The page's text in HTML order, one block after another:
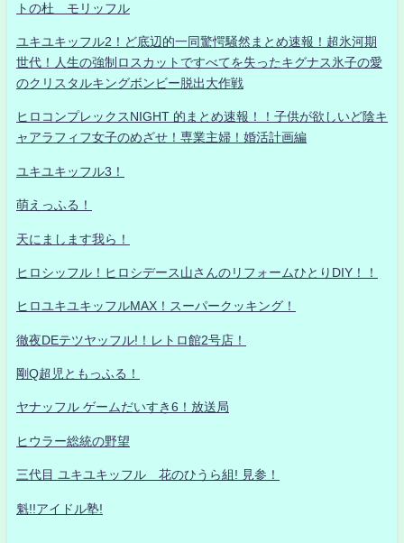
トの杜 モリッフル
ユキユキッフル2！ど底辺的一同驚愕騒然まとめ速報！超氷河期
世代！人生の強制ロスカットですべてを失ったキグナス氷子の愛
のクリスタルキングボンビー脱出大作戦
ヒロコンプレックスNIGHT 的まとめ速報！！子供が欲しいど陰キ
ャアラフィフ女子のめざせ！専業主婦！婚活計画編
ユキユキッフル3！
萌えっふる！
天にまします我ら！
ヒロシッフル！ヒロシデース山さんのリフォームひとりDIY！！
ヒロユキユキッフルMAX！スーパークッキング！
徹夜DEテツヤッフル!！レトロ館2号店！
剛Q超児ともっふる！
ヤナッフル ゲームだいすき6！放送局
ヒウラー総統の野望
三代目 ユキユキッフル 花のひうら組! 見参！
魁!!アイドル塾!